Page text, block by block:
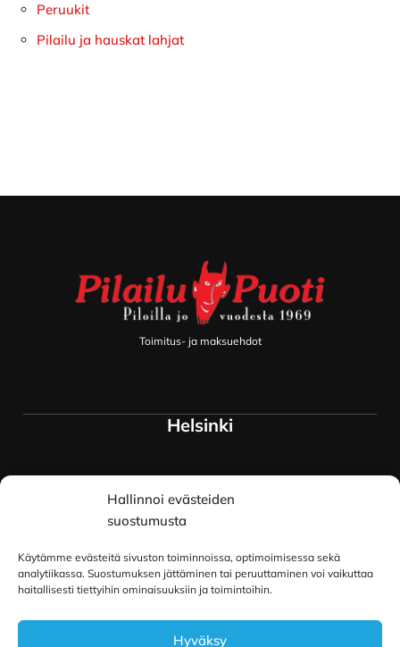
Hallinnoi evästeiden
suostumusta
Käytämme evästeitä sivuston toiminnoissa, optimoimisessa sekä
analytiikassa. Suostumuksen jättäminen tai peruuttaminen voi vaikuttaa
haitallisesti tiettyihin ominaisuuksiin ja toimintoihin.
Hyväksy
Peruukit
Pilailu ja hauskat lahjat
Toimitus- ja maksuehdot
Helsinki
Myymälä ja keskusvarasto
Siltavuorenranta 18
00170 Helsinki
Oulu
Kauppurienkatu 34
90100 Oulu